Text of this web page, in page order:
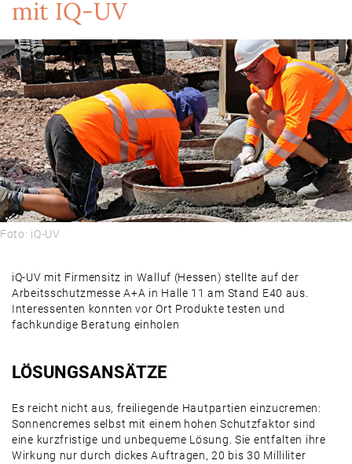
mit IQ-UV
Foto: iQ-UV
iQ-UV mit Firmensitz in Walluf (Hessen) stellte auf der
Arbeitsschutzmesse A+A in Halle 11 am Stand E40 aus.
Interessenten konnten vor Ort Produkte testen und
fachkundige Beratung einholen
LÖSUNGSANSÄTZE
Es reicht nicht aus, freiliegende Hautpartien einzucremen:
Sonnencremes selbst mit einem hohen Schutzfaktor sind
eine kurzfristige und unbequeme Lösung. Sie entfalten ihre
Wirkung nur durch dickes Auftragen, 20 bis 30 Milliliter